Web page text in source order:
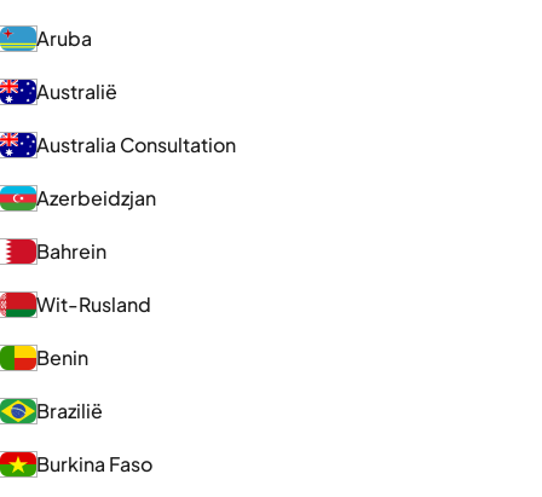
Aruba
Australië
Australia Consultation
Azerbeidzjan
Bahrein
Wit-Rusland
Benin
Brazilië
Burkina Faso